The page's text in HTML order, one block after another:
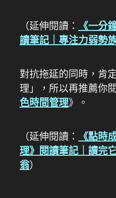
（延伸閱讀：
《一分
讀筆記｜專注力弱勢
對抗拖延的同時，肯
理」，所以再推薦你
色時間管理》。
（延伸閱讀：
《點時
理》閱讀筆記｜讀完
翁）